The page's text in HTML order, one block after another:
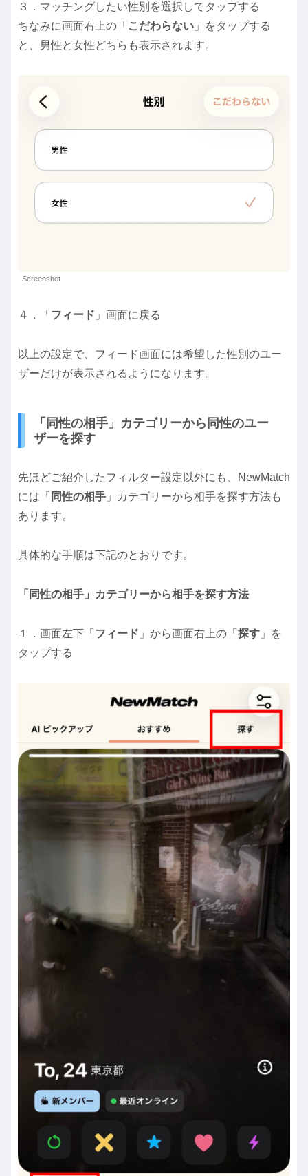
３．マッチングしたい性別を選択してタップする
ちなみに画面右上の「 こだわらない 」をタップする
と、男性と女性どちらも表示されます。
Screenshot
４．「 フィード 」画面に戻る
以上の設定で、フィード画面には希望した性別のユー
ザーだけが表示されるようになります。
「同性の相手」カテゴリーから同性のユー
ザーを探す
先ほどご紹介したフィルター設定以外にも、NewMatch
には「 同性の相手 」カテゴリーから相手を探す方法も
あります。
具体的な手順は下記のとおりです。
「同性の相手」カテゴリーから相手を探す方法
１．画面左下「 フィード 」から画面右上の「 探す 」を
タップする